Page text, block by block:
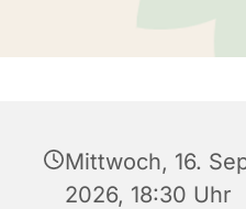
Mittwoch, 16.
2026, 18:30 Uhr